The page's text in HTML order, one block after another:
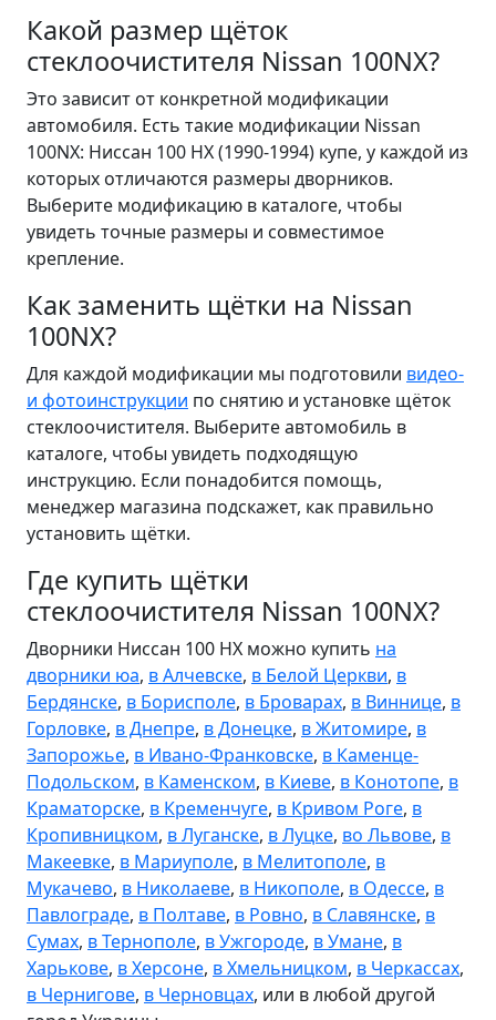
Какой размер щёток
стеклоочистителя Nissan 100NX?
Это зависит от конкретной модификации
автомобиля. Есть такие модификации Nissan
100NX: Ниссан 100 НХ (1990-1994) купе, у каждой из
которых отличаются размеры дворников.
Выберите модификацию в каталоге, чтобы
увидеть точные размеры и совместимое
крепление.
Как заменить щётки на Nissan
100NX?
Для каждой модификации мы подготовили видео-
и фотоинструкции по снятию и установке щёток
стеклоочистителя. Выберите автомобиль в
каталоге, чтобы увидеть подходящую
инструкцию. Если понадобится помощь,
менеджер магазина подскажет, как правильно
установить щётки.
Где купить щётки
стеклоочистителя Nissan 100NX?
Дворники Ниссан 100 НХ можно купить на
дворники юа, в Алчевске, в Белой Церкви, в
Бердянске, в Борисполе, в Броварах, в Виннице, в
Горловке, в Днепре, в Донецке, в Житомире, в
Запорожье, в Ивано-Франковске, в Каменце-
Подольском, в Каменском, в Киеве, в Конотопе, в
Краматорске, в Кременчуге, в Кривом Роге, в
Кропивницком, в Луганске, в Луцке, во Львове, в
Макеевке, в Мариуполе, в Мелитополе, в
Мукачево, в Николаеве, в Никополе, в Одессе, в
Павлограде, в Полтаве, в Ровно, в Славянске, в
Сумах, в Тернополе, в Ужгороде, в Умане, в
Харькове, в Херсоне, в Хмельницком, в Черкассах,
в Чернигове, в Черновцах, или в любой другой